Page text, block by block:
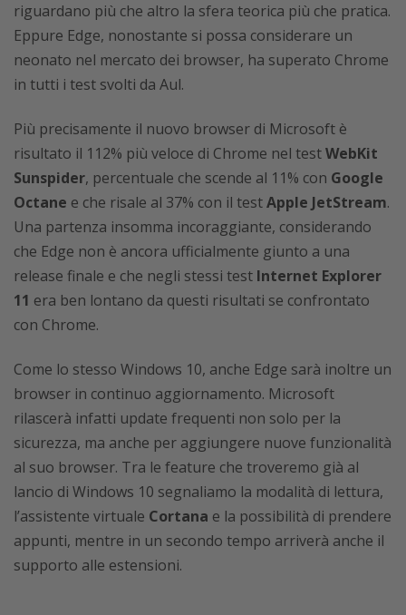
riguardano più che altro la sfera teorica più che pratica.
Eppure Edge, nonostante si possa considerare un
neonato nel mercato dei browser, ha superato Chrome
in tutti i test svolti da Aul.
Più precisamente il nuovo browser di Microsoft è
risultato il 112% più veloce di Chrome nel testWebKit
Sunspider, percentuale che scende al 11% con Google
Octane e che risale al 37% con il testApple JetStream.
Una partenza insomma incoraggiante, considerando
che Edge non è ancora ufficialmente giunto a una
release finale e che negli stessi test Internet Explorer
11 era ben lontano da questi risultati se confrontato
con Chrome.
Come lo stesso Windows 10, anche Edge sarà inoltre un
browser in continuo aggiornamento. Microsoft
rilascerà infatti update frequenti non solo per la
sicurezza, ma anche per aggiungere nuove funzionalità
al suo browser. Tra le feature che troveremo già al
lancio di Windows 10 segnaliamo la modalità di lettura,
l’assistente virtuale Cortana e la possibilità di prendere
appunti, mentre in un secondo tempo arriverà anche il
supporto alle estensioni.